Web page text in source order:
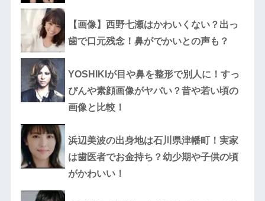
【画像】西野七瀬はかわいくない？出っ
歯で口元残念！鼻がでかいとの声も？
YOSHIKIが目や鼻を整形で別人に！すっ
ぴんや素顔画像がヤバい？昔や若い頃の
画像と比較！
浜辺美波の出身地は石川県津幡町！実家
は歯医者でお金持ち？幼少期や子供の頃
がかわいい！